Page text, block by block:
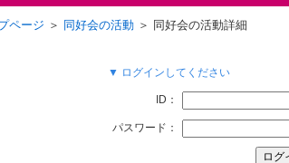
ページ ＞ 同好会の活動 ＞ 同好会の活動詳細
▼ ログインしてください
ID：
パスワード：